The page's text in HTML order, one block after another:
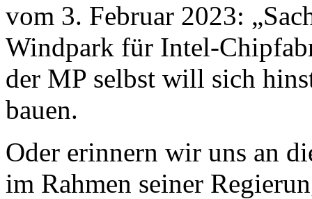
vom 3. Februar 2023:
Windpark für Intel-
der MP selbst will sich
bauen.
Oder erinnern wir uns an
im Rahmen seiner